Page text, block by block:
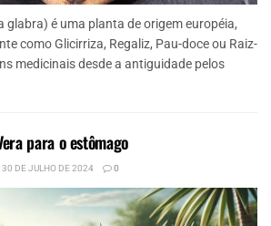
glabra) é uma planta de origem européia,
como Glicirriza, Regaliz, Pau-doce ou Raiz-
medicinais desde a antiguidade pelos
para o estômago
30 DE JULHO DE 2024 0